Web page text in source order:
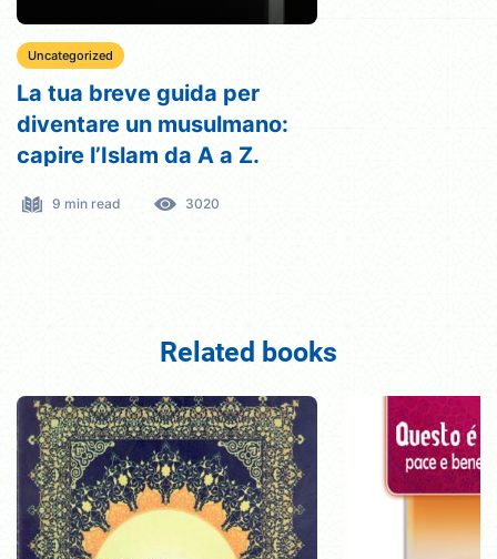
Uncategorized
La tua breve guida per
diventare un musulmano:
capire l’Islam da A a Z.
9 min read 3020
Related books